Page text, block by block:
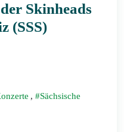
Skinheads
(SSS)
,
Sächsische